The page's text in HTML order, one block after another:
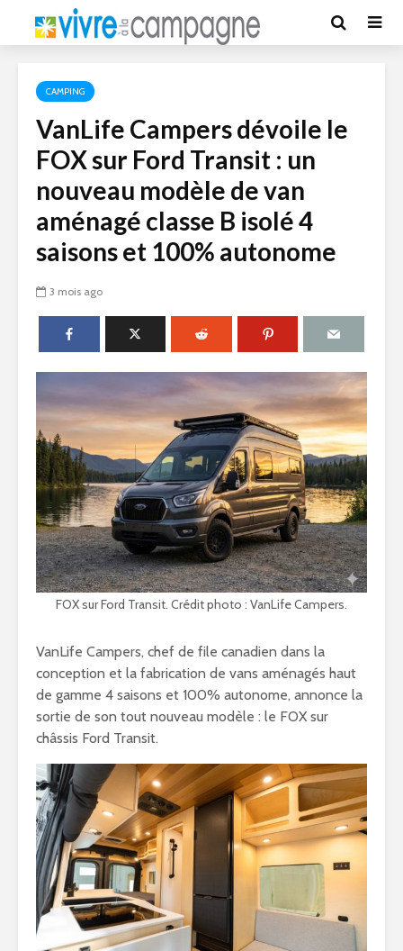
CAMPING
VanLife Campers dévoile le
FOX sur Ford Transit : un
nouveau modèle de van
aménagé classe B isolé 4
saisons et 100% autonome
3 mois ago
FOX sur Ford Transit. Crédit photo : VanLife Campers.
VanLife Campers, chef de file canadien dans la
conception et la fabrication de vans aménagés haut
de gamme 4 saisons et 100% autonome, annonce la
sortie de son tout nouveau modèle : le FOX sur
châssis Ford Transit.